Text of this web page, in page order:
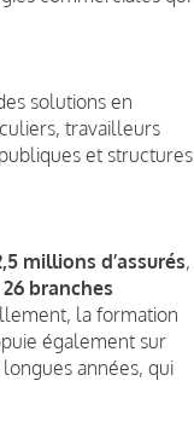
solutions en
travailleurs
et structures
millions d’assurés,
26 branches
la formation
également sur
années, qui